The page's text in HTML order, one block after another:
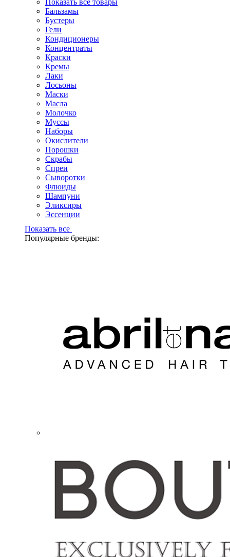
Показать все товары
Бальзамы
Бустеры
Гели
Кондиционеры
Концентраты
Краски
Кремы
Лаки
Лосьоны
Маски
Масла
Молочко
Муссы
Наборы
Окислители
Порошки
Скрабы
Спреи
Сыворотки
Флюиды
Шампуни
Эликсиры
Эссенции
Показать все
Популярные бренды: